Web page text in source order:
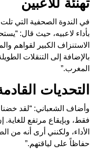
تهنئة للاعبين
في الندوة الصحفية التي
بأداء لاعبيه، حيث قال:
الاستنزاف الكبير لقواهم
بالإضافة إلى التنقلات
المغرب.”
التحديات
فقط، وبإيقاع مرتفع للغاية.
الأداء، ولكنني أرى أنه من
حفاظاً على لياقتهم.”